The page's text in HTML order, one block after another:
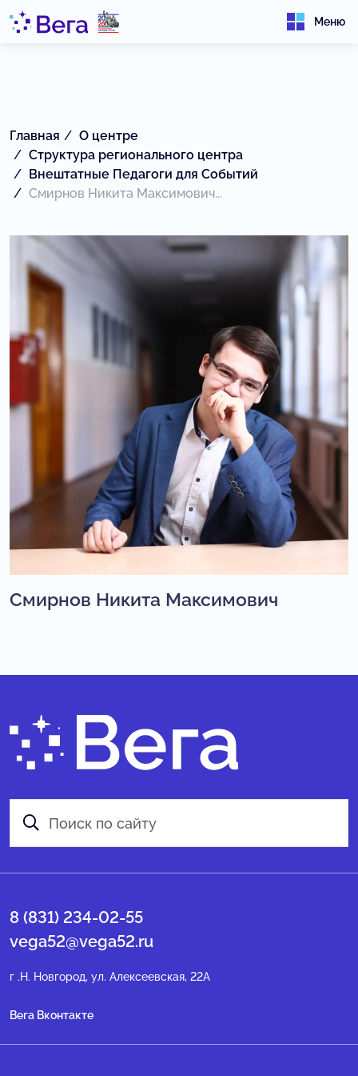
Меню
Главная
О центре
Структура регионального центра
Внештатные Педагоги для Событий
Смирнов Никита Максимович...
Смирнов Никита Максимович
8 (831) 234-02-55
vega52@vega52.ru
г .Н. Новгород, ул. Алексеевская, 22А
Вега Вконтакте